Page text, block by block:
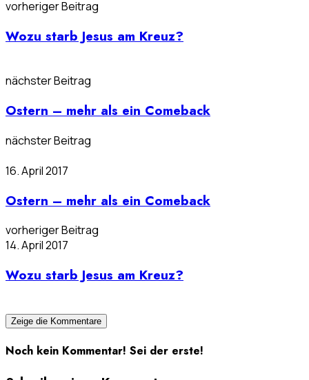
vorheriger Beitrag
Wozu starb Jesus am Kreuz?
nächster Beitrag
Ostern – mehr als ein Comeback
nächster Beitrag
16. April 2017
Ostern – mehr als ein Comeback
vorheriger Beitrag
14. April 2017
Wozu starb Jesus am Kreuz?
Zeige die Kommentare
Noch kein Kommentar! Sei der erste!